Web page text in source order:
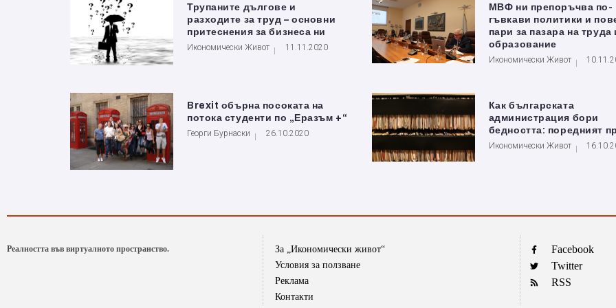
Трупаните дългове и
разходите за труд – основни
притеснения за бизнеса ни
Икономически Живот 11.11.2020
МВФ ни препоръчва по-
гъвкави политики и
пари за пазара на труда
образование
Икономически Живот
Brexit обърна посоката на
потока студенти по „Еразъм +“
Георги Бурнаски 26.10.2020
Как българската
администрация бори
бедността: поредният
Икономически Живот
Реалността във виртуалното пространство.
За „Икономически живот“
Условия за ползване
Реклама
Контакти
Facebook
Twitter
RSS